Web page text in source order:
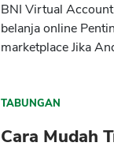
BNI Virtual
belanja online
marketplace Jika
TABUNGAN
Cara Mudah